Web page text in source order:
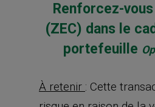
Renforcez-
(ZEC) dans le
portefeuille
À retenir : Cette